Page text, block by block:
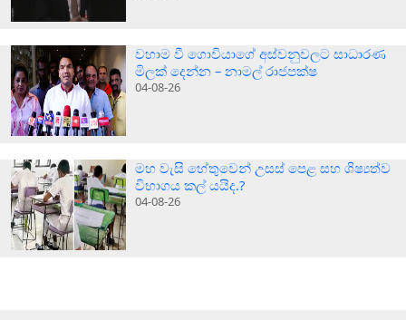
වහාම වී ගොවියාගේ අස්වනුවලට සාධාරණ
මිලක් දෙන්න – නාමල් රාජපක්ෂ
04-08-26
මහ වැසි හේතුවෙන් උසස් පෙළ සහ ශිෂ්‍යත්ව
විභාගය කල් යයිද.?
04-08-26